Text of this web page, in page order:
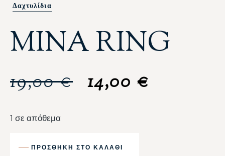
Δαχτυλίδια
MINA RING
19,00€ 14,00 €
1 σε απόθεμα
ΠΡΟΣΘΉΚΗ ΣΤΟ ΚΑΛΆΘΙ